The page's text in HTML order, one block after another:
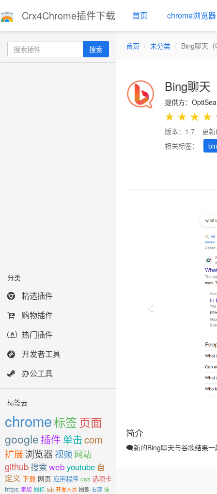
Crx4Chrome插件下载 首页 chrome浏览器
搜索
分类
精选插件
购物插件
热门插件
开发者工具
办公工具
标签云
chrome标签页面
google 插件 单击com
扩展浏览器 视频网站
github搜索web youtube 自
定义 下载 网页 应用程序 css 选项卡
https 添加 图标 tab 开发人员 图像 右键 链
首页 未分类 Bing聊天
Bing聊天
提供方：
★ ★ ★ ★
版本：1.7
更
相关标签：
简介
🗨️新的Bing聊天与谷歌结果一